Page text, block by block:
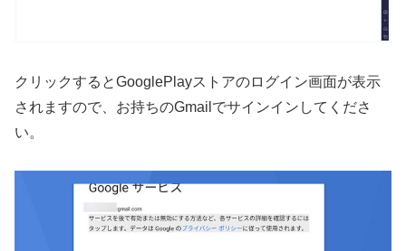
クリックするとGooglePlayストアのログイン画面が表示
されますので、お持ちのGmailでサインインしてくださ
い。